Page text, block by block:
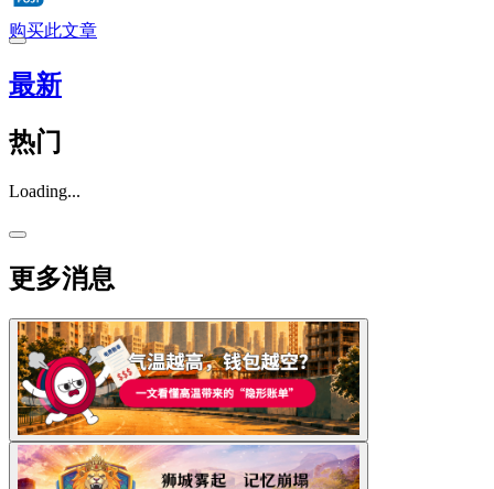
购买此文章
最新
热门
Loading...
更多消息